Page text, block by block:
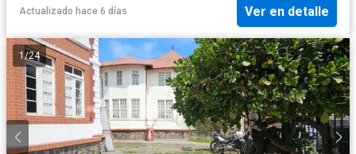
Actualizado hace 6 días Ver en detalle
1/24